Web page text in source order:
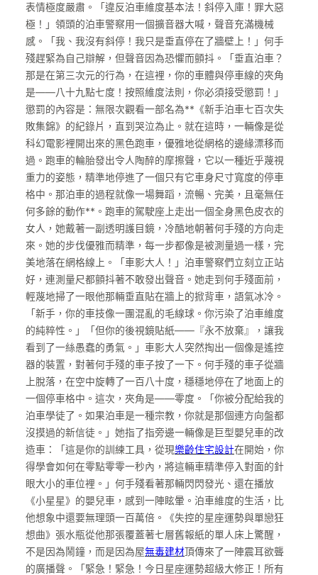
表情極度嚴肅。「違反泊車維度基本法！斜停入庫！罪大惡
極！」領頭的泊車警察用一個擴音器大喊，聲音充滿機械
感。「我、我沒有斜停！我只是垂直停在了牆壁上！」何手
殘趕緊為自己辯解，但聲音因為恐懼而顫抖。「垂直泊車？
那是在第三次元的行為，在這裡，你的車體與停車線的夾角
是——八十九點七度！按照維度法則，你必須接受懲罰！」
懲罰的內容是：無限次觀看一部名為**《新手泊車七百次失
敗集錦》的紀錄片，直到哭泣為止。就在這時，一輛像是從
科幻電影裡開出來的黑色跑車，優雅地從網格的邊緣漂移而
過。跑車的輪胎發出令人陶醉的摩擦聲，它以一種近乎蔑視
重力的姿態，精準地停進了一個只有它車身尺寸寬度的停車
格中。那泊車的過程就像一場舞蹈，流暢、完美，且毫無任
何多餘的動作**。跑車的駕駛座上走出一個全身黑色皮衣的
女人，她戴著一副透明護目鏡，冷酷地朝著何手殘的方向走
來。她的步伐優雅而精準，每一步都像是被測量過一樣，完
美地落在網格線上。「車影大人！」泊車警察們立刻立正站
好，連測量尺都顫抖著不敢發出聲音。她走到何手殘面前，
輕蔑地掃了一眼他那輛垂直貼在牆上的掀背車，語氣冰冷。
「新手，你的車技像一團混亂的毛線球。你污染了泊車維度
的純粹性。」「但你的後視鏡貼紙——『永不放棄』，讓我
看到了一絲愚蠢的勇氣。」車影大人突然掏出一個像是遙控
器的裝置，對著何手殘的車子按了一下。何手殘的車子從牆
上脫落，在空中旋轉了一百八十度，穩穩地停在了地面上的
一個停車格中。這次，夾角是——零度。「你被分配給我的
泊車學徒了。如果泊車是一種宗教，你就是那個連方向盤都
沒摸過的新信徒。」她指了指旁邊一輛像是巨型嬰兒車的改
造車：「這是你的訓練工具，從現樂齡住宅設計在開始，你
得學會如何在零點零零一秒內，將這輛車精準停入對面的針
眼大小的車位裡。」何手殘看著那輛閃閃發光、還在播放
《小星星》的嬰兒車，感到一陣眩暈。泊車維度的生活，比
他想象中還要無理頭一百萬倍。《失控的星座運勢與單戀狂
想曲》張水瓶從他那張覆蓋著七層舊報紙的單人床上驚醒，
不是因為鬧鐘，而是因為屋無毒建材頂傳來了一陣震耳欲聾
的廣播聲。「緊急！緊急！今日星座運勢超級大修正！所有